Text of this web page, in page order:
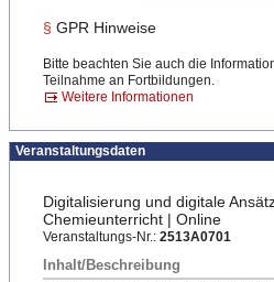
§ GPR Hinweise
Bitte beachten Sie auch die
Teilnahme an Fortbildungen.
Weitere Informationen
Veranstaltungsdaten
Digitalisierung und digitale
Chemieunterricht | Online
Veranstaltungs-Nr.: 2513A0701
Inhalt/Beschreibung